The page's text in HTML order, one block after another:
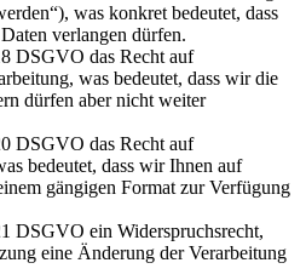
was konkret bedeutet, dass
verlangen dürfen.
DSGVO das Recht auf
was bedeutet, dass wir die
dürfen aber nicht weiter
DSGVO das Recht auf
bedeutet, dass wir Ihnen auf
gängigen Format zur Verfügung
DSGVO ein Widerspruchsrecht,
eine Änderung der Verarbeitung